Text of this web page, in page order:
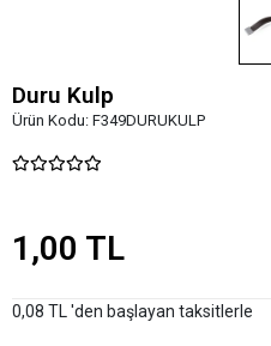
Duru Kulp
Ürün Kodu: F349DURUKULP
1,00 TL
0,08 TL 'den başlayan taksitlerle